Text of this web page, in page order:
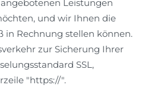
Leistungen
und wir Ihnen die
in Rechnung stellen können.
zur Sicherung Ihrer
SSL,
"https://".